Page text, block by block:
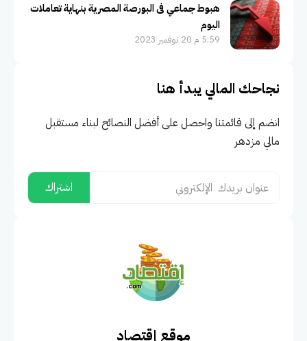
هبوط جماعي فى البورصة المصرية بنهاية تعاملات
اليوم
5:59 م 20 نوفمبر 2023
نجاحك المالي يبدأ هنا
انضم إلى قائمتنا واحصل على أفضل النصائح لبناء مستقبل
مالي مزدهر
موقع إقتصاد